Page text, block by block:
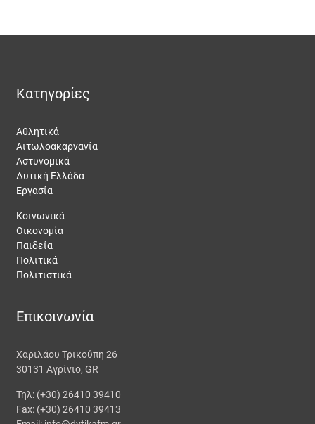
Κατηγορίες
Αθλητικά
Αιτωλοακαρνανία
Αστυνομικά
Δυτική Ελλάδα
Εργασία
Κοινωνικά
Οικονομία
Παιδεία
Πολιτικά
Πολιτιστικά
Επικοινωνία
Χαριλάου Τρικούπη 26
30131 Αγρίνιο, GR
Τηλ: (+30) 26410 39410
Fax: (+30) 26410 39413